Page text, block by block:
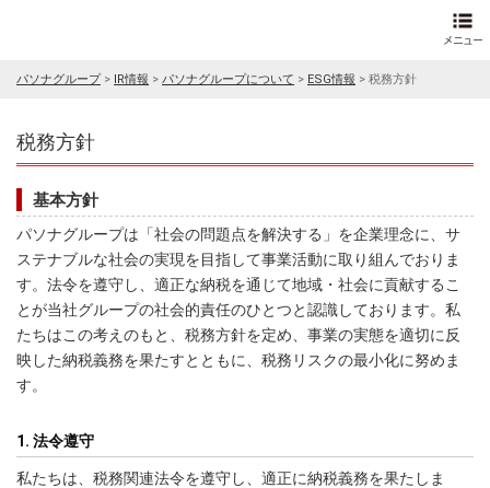
パソナグループ> IR情報 > パソナグループについて > ESG情報 > 税務方針
税務方針
基本方針
パソナグループは「社会の問題点を解決する」を企業理念に、サ
ステナブルな社会の実現を目指して事業活動に取り組んでおりま
す。法令を遵守し、適正な納税を通じて地域・社会に貢献するこ
とが当社グループの社会的責任のひとつと認識しております。私
たちはこの考えのもと、税務方針を定め、事業の実態を適切に反
映した納税義務を果たすとともに、税務リスクの最小化に努めま
す。
1. 法令遵守
私たちは、税務関連法令を遵守し、適正に納税義務を果たしま